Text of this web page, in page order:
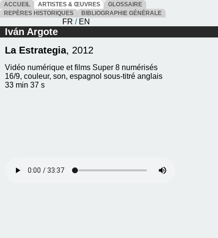
ACCUEIL ARTISTES & ŒUVRES
GLOSSAIRE
REPÈRES HISTORIQUES
BIBLIOGRAPHIE GÉNÉRALE
FR / EN
Iván Argote